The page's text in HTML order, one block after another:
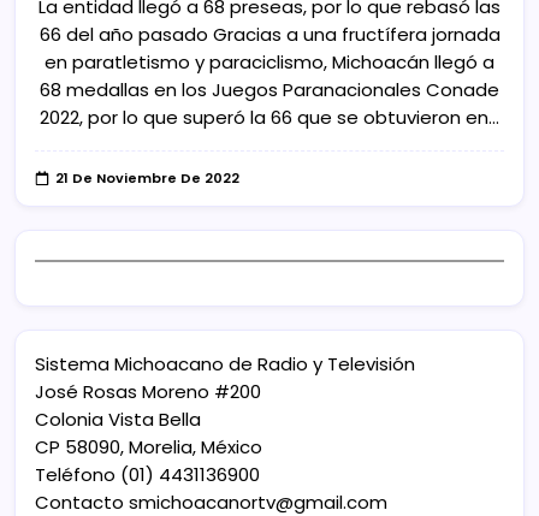
La entidad llegó a 68 preseas, por lo que rebasó las
66 del año pasado Gracias a una fructífera jornada
en paratletismo y paraciclismo, Michoacán llegó a
68 medallas en los Juegos Paranacionales Conade
2022, por lo que superó la 66 que se obtuvieron en…
21 De Noviembre De 2022
Sistema Michoacano de Radio y Televisión
José Rosas Moreno #200
Colonia Vista Bella
CP 58090, Morelia, México
Teléfono (01) 4431136900
Contacto smichoacanortv@gmail.com